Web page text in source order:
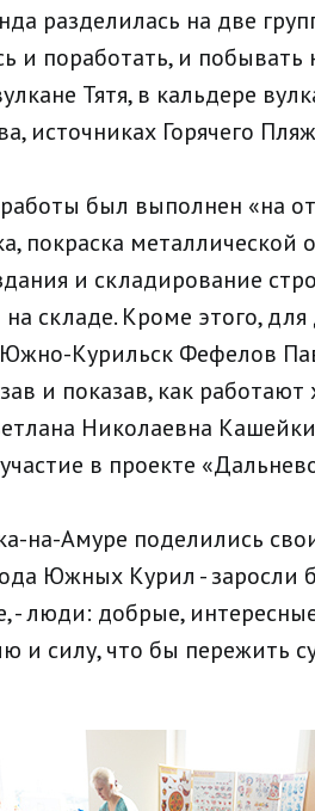
разделилась на две
и поработать, и побывать
Тятя, в кальдере
источниках Горячего
был выполнен «на
покраска металлической
и складирование
на складе. Кроме этого,
Курильск Фефелов
и показав, как
Николаевна
в проекте
на-Амуре поделились
Южных Курил - заросли
- люди: добрые,
и силу, что бы пережить